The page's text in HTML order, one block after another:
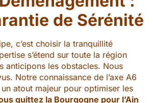
de Sérénité
c’est choisir la tranquillité
s’étend sur toute la région
anticipons les obstacles. Nous
Notre connaissance de l’axe A6
atout majeur pour optimiser les
quittez la Bourgogne pour l’Ain